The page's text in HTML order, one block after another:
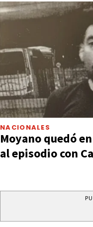
NACIONALES
Moyano quedó
al episodio con